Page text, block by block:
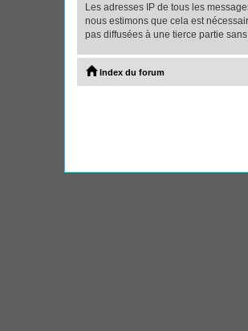
Les adresses IP de tous les
nous estimons que cela est
pas diffusées à une tierce partie
Index du forum